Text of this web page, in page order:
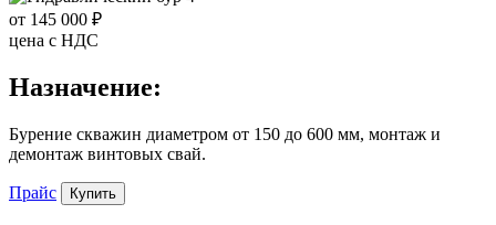
от 145 000 ₽
цена c НДС
Назначение:
Бурение скважин диаметром от 150 до 600 мм, монтаж и
демонтаж винтовых свай.
Прайс Купить